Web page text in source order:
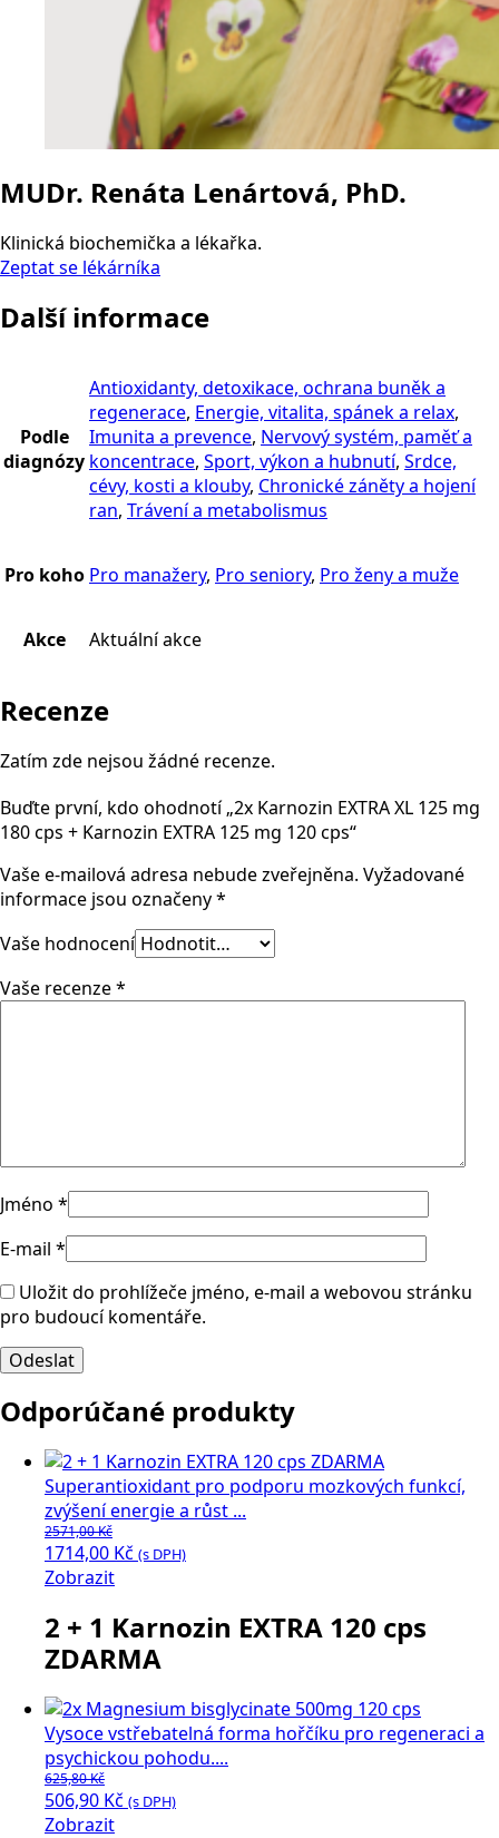
MUDr. Renáta Lenártová, PhD.
Klinická biochemička a lékařka.
Zeptat se lékárníka
Další informace
Podle
diagnózy
Antioxidanty, detoxikace, ochrana buněk a
regenerace, Energie, vitalita, spánek a relax,
Imunita a prevence, Nervový systém, paměť a
koncentrace, Sport, výkon a hubnutí, Srdce,
cévy, kosti a klouby, Chronické záněty a hojení
ran, Trávení a metabolismus
Pro koho Pro manažery, Pro seniory, Pro ženy a muže
Akce Aktuální akce
Recenze
Zatím zde nejsou žádné recenze.
Buďte první, kdo ohodnotí „2x Karnozin EXTRA XL 125 mg
180 cps + Karnozin EXTRA 125 mg 120 cps“
Vaše e-mailová adresa nebude zveřejněna. Vyžadované
informace jsou označeny*
Vaše hodnocení
Vaše recenze*
Jméno *
E-mail *
Uložit do prohlížeče jméno, e-mail a webovou stránku
pro budoucí komentáře.
Odporúčané produkty
Superantioxidant pro podporu mozkových funkcí,
zvýšení energie a růst ...
2571,00Kč
Původní
cena
2571,00 Kč.
1714,00 Kč Aktuální
1714,00 Kč.
(s DPH)
Zobrazit
2 + 1 Karnozin EXTRA 120 cps
ZDARMA
Vysoce vstřebatelná forma hořčíku pro regeneraci a
psychickou pohodu....
625,80Kč
Původní
cena
506,90 Kč Aktuální
(s DPH)
Zobrazit